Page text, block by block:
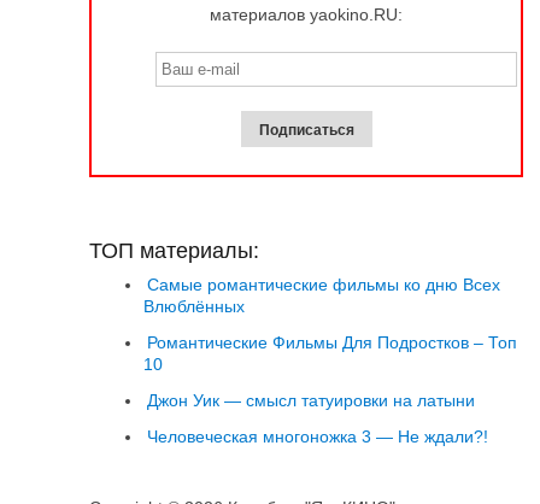
материалов yaokino.RU:
ТОП материалы:
Самые романтические фильмы ко дню Всех
Влюблённых
Романтические Фильмы Для Подростков – Топ
10
Джон Уик — смысл татуировки на латыни
Человеческая многоножка 3 — Не ждали?!